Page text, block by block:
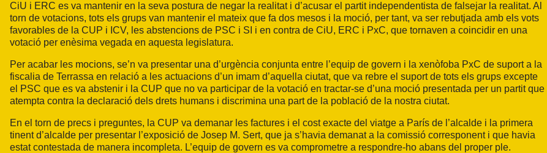
CiU i ERC es va mantenir en la seva postura de negar la realitat i d’acusar el partit independentista de falsejar la realitat. Al
torn de votacions, tots els grups van mantenir el mateix que fa dos mesos i la moció, per tant, va ser rebutjada amb els vots
favorables de la CUP i ICV, les abstencions de PSC i SI i en contra de CiU, ERC i PxC, que tornaven a coincidir en una
votació per enèsima vegada en aquesta legislatura.
Per acabar les mocions, se’n va presentar una d’urgència conjunta entre l’equip de govern i la xenòfoba PxC de suport a la
fiscalia de Terrassa en relació a les actuacions d’un imam d’aquella ciutat, que va rebre el suport de tots els grups excepte
el PSC que es va abstenir i la CUP que no va participar de la votació en tractar-se d’una moció presentada per un partit que
atempta contra la declaració dels drets humans i discrimina una part de la població de la nostra ciutat.
En el torn de precs i preguntes, la CUP va demanar les factures i el cost exacte del viatge a París de l’alcalde i la primera
tinent d’alcalde per presentar l’exposició de Josep M. Sert, que ja s’havia demanat a la comissió corresponent i que havia
estat contestada de manera incompleta. L’equip de govern es va comprometre a respondre-ho abans del proper ple.